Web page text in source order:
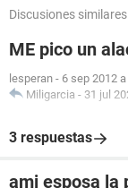
Discusiones similares
ME pico un
lesperan - 6 sep 2012
Miligarcia - 31 jul
3 respuestas
ami esposa la